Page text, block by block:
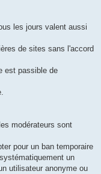
les jours valent aussi
de sites sans l'accord
est passible de
modérateurs sont
pour un ban temporaire
un
utilisateur anonyme ou